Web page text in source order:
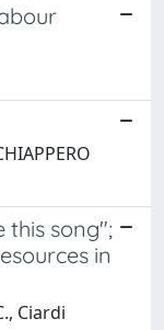
this song";
in
Ciardi